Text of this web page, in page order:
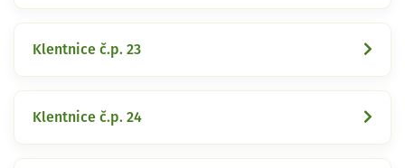
Klentnice č.p. 23
Klentnice č.p. 24